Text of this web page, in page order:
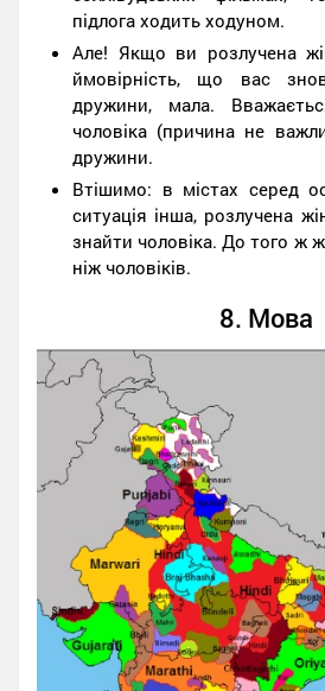
підлога ходить ходуном.
Але! Якщо ви розлучена
ймовірність, що вас
дружини, мала.
чоловіка (причина не
дружини.
Втішимо: в містах серед
ситуація інша, розлучена
знайти чоловіка. До того ж
ніж чоловіків.
8. Мова